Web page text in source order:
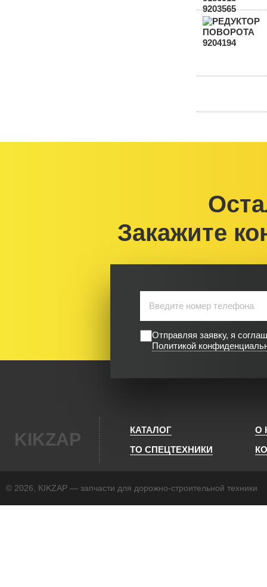
Закажите
Отправляя заявку, я
Политикой
KIKZAP КАТАЛОГ
О
ТО СПЕЦТЕХНИКИ
© 2026, KIKZAP — запчасти для дорожно-строительной техники